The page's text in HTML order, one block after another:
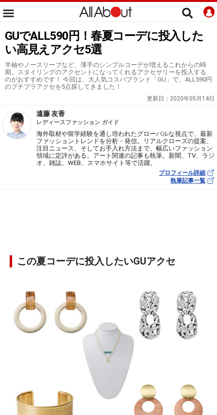
GUでALL590円！春夏コーデに投入した
い高見えアクセ5選
半袖やノースリーブなど、薄手のシンプルコーデが増えるこれからの時
期。スタイリングのアクセントになってくれるアクセサリーを投入する
のがおすすめです！ 今回は、大人気コスパブランド「GU」で、ALL590円
のプチプラアクセを5点探してきました！
更新日： 2020年05月14日
遠藤 友香
レディースファッション ガイド
海外取材や留学経験を通し培われたグローバルな視点で、最新
ファッショントレンドを分析・発信。リアルクローズの提案、
注目ニュース、そしてお手入れ方法まで、幅広いファッション
領域に定評がある。アート関連の記事も執筆。新聞、TV、ラジ
オ、雑誌、WEB、スマホサイト等で活躍。
プロフィール詳細
執筆記事一覧
この夏コーデに投入したいGUアクセ